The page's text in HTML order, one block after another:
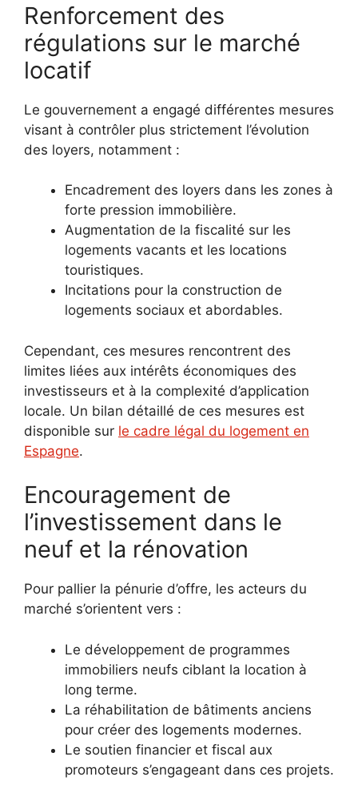
Renforcement des
régulations sur le marché
locatif
Le gouvernement a engagé différentes mesures
visant à contrôler plus strictement l’évolution
des loyers, notamment :
Encadrement des loyers dans les zones à
forte pression immobilière.
Augmentation de la fiscalité sur les
logements vacants et les locations
touristiques.
Incitations pour la construction de
logements sociaux et abordables.
Cependant, ces mesures rencontrent des
limites liées aux intérêts économiques des
investisseurs et à la complexité d’application
locale. Un bilan détaillé de ces mesures est
disponible sur le cadre légal du logement en
Espagne.
Encouragement de
l’investissement dans le
neuf et la rénovation
Pour pallier la pénurie d’offre, les acteurs du
marché s’orientent vers :
Le développement de programmes
immobiliers neufs ciblant la location à
long terme.
La réhabilitation de bâtiments anciens
pour créer des logements modernes.
Le soutien financier et fiscal aux
promoteurs s’engageant dans ces projets.